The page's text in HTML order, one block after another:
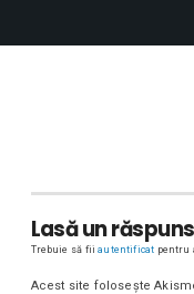
Lasă un răspuns
Trebuie să fiiautentificat pentru
Acest site folosește